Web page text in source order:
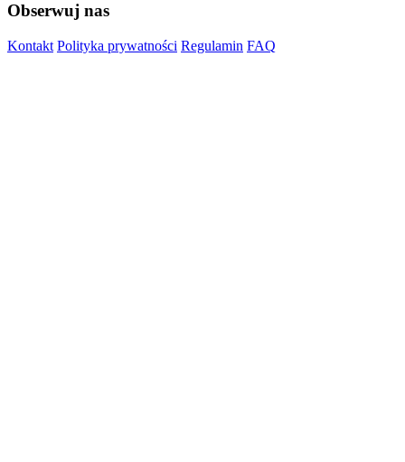
Obserwuj nas
Kontakt Polityka prywatności Regulamin FAQ